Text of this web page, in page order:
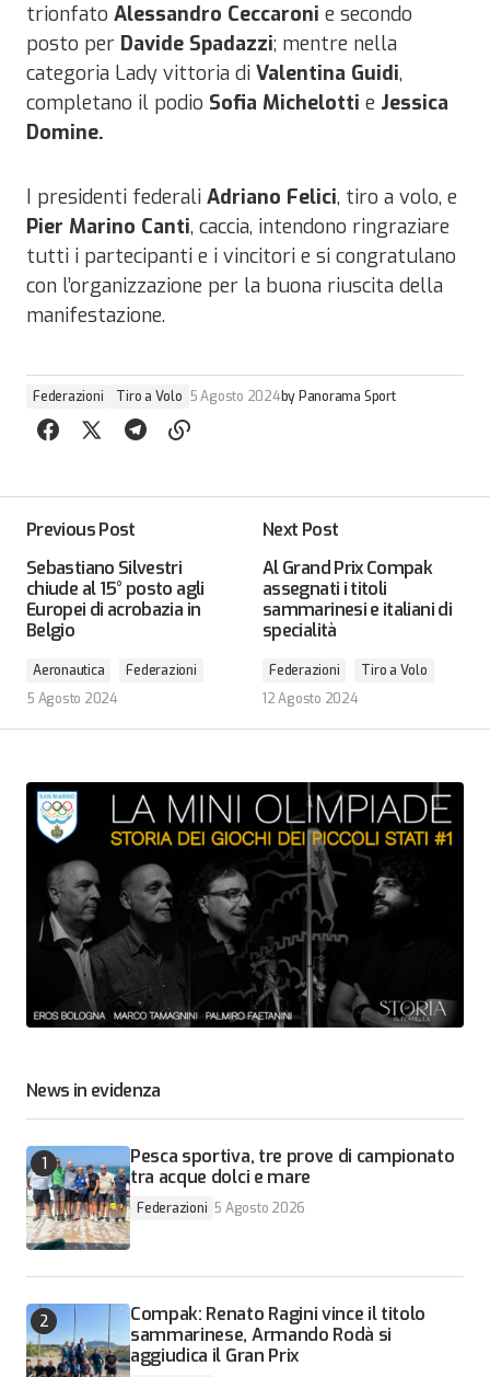
trionfato Alessandro Ceccaroni e secondo
posto per Davide Spadazzi; mentre nella
categoria Lady vittoria di Valentina Guidi,
completano il podio Sofia Michelotti e Jessica
Domine.
I presidenti federali Adriano Felici, tiro a volo, e
Pier Marino Canti, caccia, intendono ringraziare
tutti i partecipanti e i vincitori e si congratulano
con l’organizzazione per la buona riuscita della
manifestazione.
Federazioni Tiro a Volo 5 Agosto 2024byPanorama Sport
Previous Post
Sebastiano Silvestri
chiude al 15° posto agli
Europei di acrobazia in
Belgio
Aeronautica
Federazioni
5 Agosto 2024
Next Post
Al Grand Prix Compak
assegnati i titoli
sammarinesi e italiani di
specialità
Federazioni
Tiro a Volo
12 Agosto 2024
News in evidenza
Pesca sportiva, tre prove di campionato
tra acque dolci e mare
Federazioni 5 Agosto 2026
Compak: Renato Ragini vince il titolo
sammarinese, Armando Rodà si
aggiudica il Gran Prix